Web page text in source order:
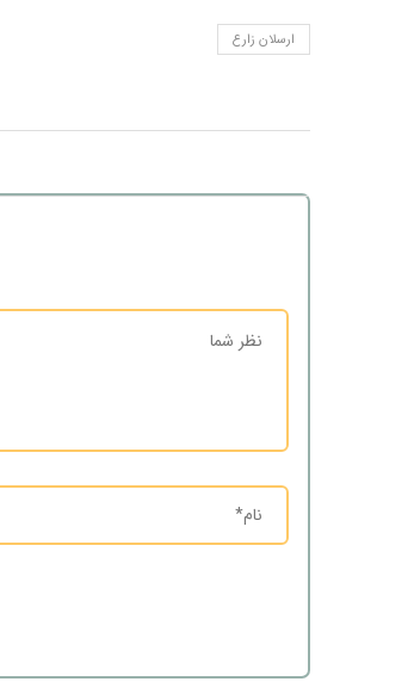
ارسلان زارع